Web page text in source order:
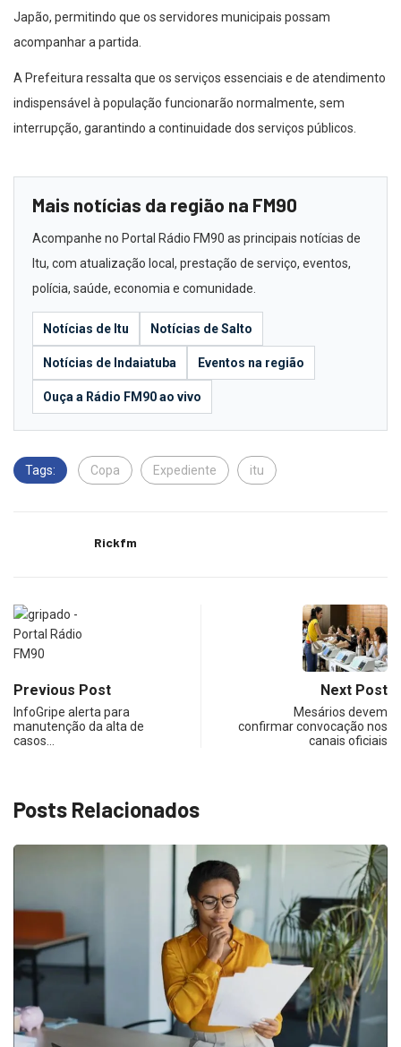
Japão, permitindo que os servidores municipais possam
acompanhar a partida.
A Prefeitura ressalta que os serviços essenciais e de atendimento
indispensável à população funcionarão normalmente, sem
interrupção, garantindo a continuidade dos serviços públicos.
Mais notícias da região na FM90
Acompanhe no Portal Rádio FM90 as principais notícias de
Itu, com atualização local, prestação de serviço, eventos,
polícia, saúde, economia e comunidade.
Notícias de Itu Notícias de Salto
Notícias de Indaiatuba Eventos na região
Ouça a Rádio FM90 ao vivo
Tags: Copa Expediente itu
Rickfm
Previous Post
InfoGripe alerta para
manutenção da alta de
casos…
Next Post
Mesários devem
confirmar convocação nos
canais oficiais
Posts Relacionados